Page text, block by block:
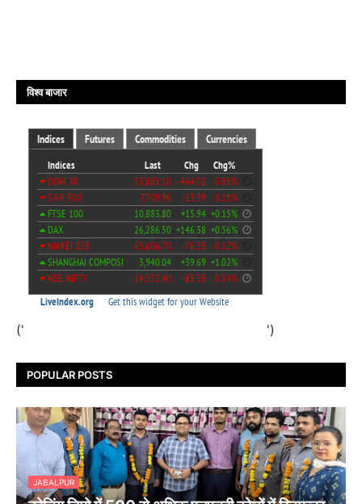
विश्व बाजार
(' ')
POPULAR POSTS
JABALPUR